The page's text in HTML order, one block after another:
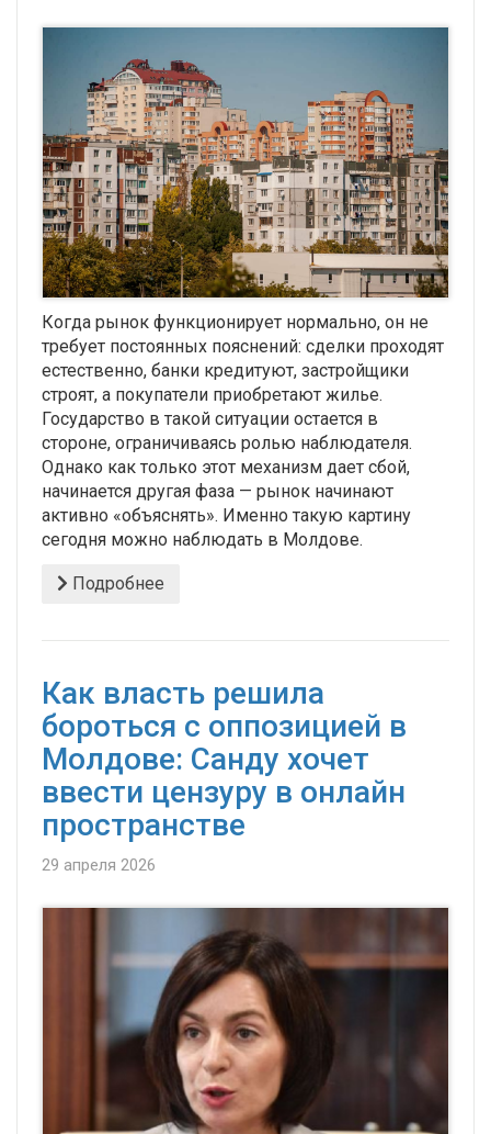
Когда рынок функционирует нормально, он не
требует постоянных пояснений: сделки проходят
естественно, банки кредитуют, застройщики
строят, а покупатели приобретают жилье.
Государство в такой ситуации остается в
стороне, ограничиваясь ролью наблюдателя.
Однако как только этот механизм дает сбой,
начинается другая фаза — рынок начинают
активно «объяснять». Именно такую картину
сегодня можно наблюдать в Молдове.
Подробнее
Как власть решила
бороться с оппозицией в
Молдове: Санду хочет
ввести цензуру в онлайн
пространстве
29 апреля 2026